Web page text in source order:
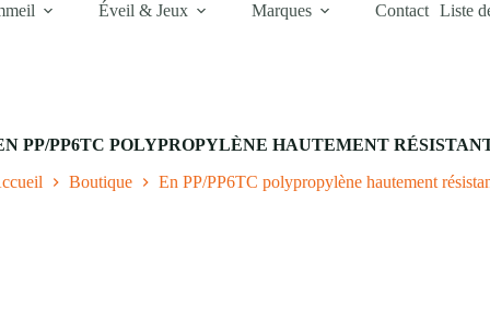
Éveil & Jeux Marques Contact Liste
PP/PP6TC POLYPROPYLÈNE HAUTEMENT
Boutique En PP/PP6TC polypropylène hautement